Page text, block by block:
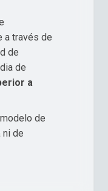
a través de
de
de
a
de
ni de